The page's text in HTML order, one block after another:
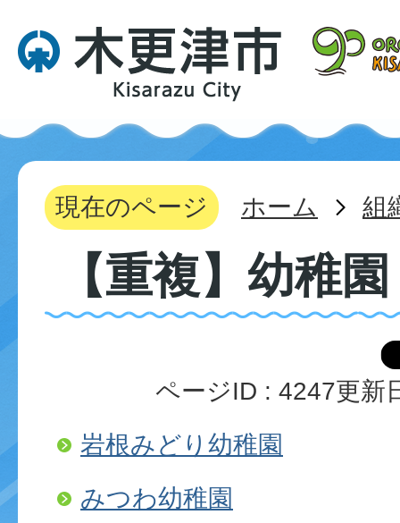
現在のページ ホーム 組
【重複】幼稚園
ページID : 4247更新
岩根みどり幼稚園
みつわ幼稚園